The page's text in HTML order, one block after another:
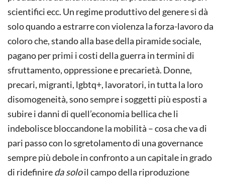
scientifici ecc. Un regime produttivo del genere si dà
solo quando a estrarre con violenza la forza-lavoro da
coloro che, stando alla base della piramide sociale,
pagano per primi i costi della guerra in termini di
sfruttamento, oppressione e precarietà. Donne,
precari, migranti, lgbtq+, lavoratori, in tutta la loro
disomogeneità, sono sempre i soggetti più esposti a
subire i danni di quell’economia bellica che li
indebolisce bloccandone la mobilità – cosa che va di
pari passo con lo sgretolamento di una governance
sempre più debole in confronto a un capitale in grado
di ridefinireda soloil campo della riproduzione